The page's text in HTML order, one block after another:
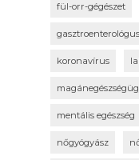
fül-orr-gégészet
gasztroenterológus
koronavírus
mentális egészség
nőgyógyász